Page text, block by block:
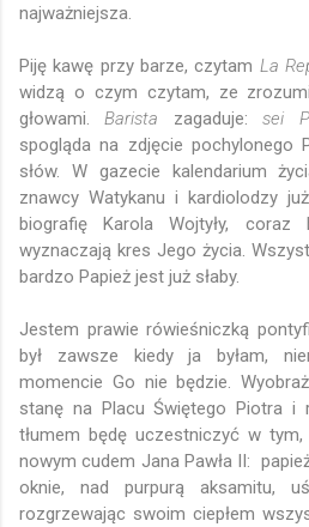
najważniejsza.
Piję kawę przy barze, czytam La
widzą o czym czytam, ze
głowami.Barista zagaduje:sei
spogląda na zdjęcie pochylonego
słów. W gazecie kalendarium
znawcy Watykanu i kardiolodzy
biografię Karola Wojtyły, coraz
wyznaczają kres Jego życia.
bardzo Papież jest już słaby.
Jestem prawie rówieśniczką
był zawsze kiedy ja byłam,
momencie Go nie będzie.
stanę na Placu Świętego Piotra i
tłumem będę uczestniczyć w
nowym cudem Jana Pawła II:
oknie, nad purpurą aksamitu,
rozgrzewając swoim ciepłem